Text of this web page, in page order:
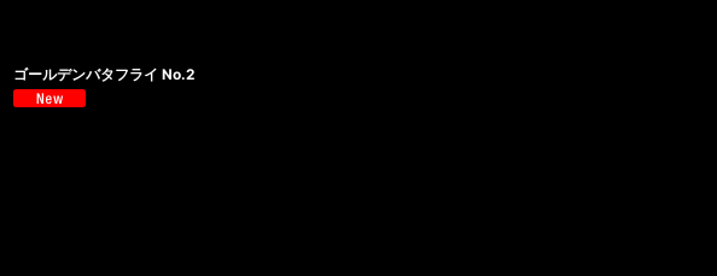
ゴールデンバタフライ No.2